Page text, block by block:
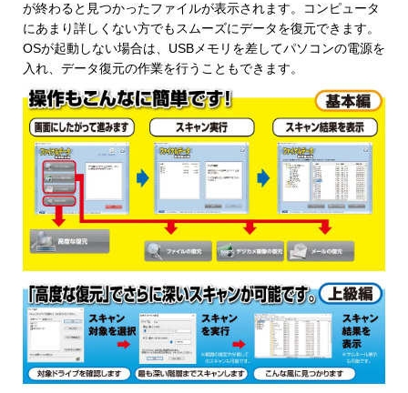
が終わると見つかったファイルが表示されます。コンピュータ
にあまり詳しくない方でもスムーズにデータを復元できます。
OSが起動しない場合は、USBメモリを差してパソコンの電源を
入れ、データ復元の作業を行うこともできます。